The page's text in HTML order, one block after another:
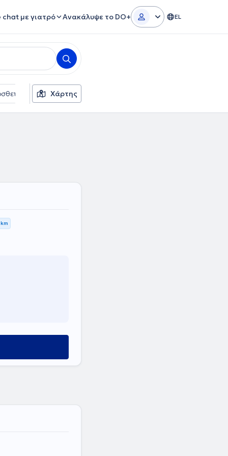
chat με γιατρό Ανακάλυψε το DO+ EL
φίλτρα Ασφαλιστικές εταιρείες
Χάρτης